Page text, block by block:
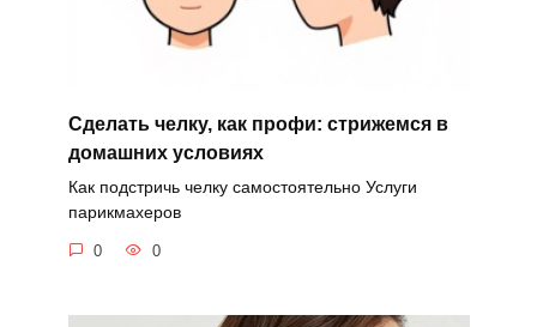
Сделать челку, как профи: стрижемся в
домашних условиях
Как подстричь челку самостоятельно Услуги
парикмахеров
0 0